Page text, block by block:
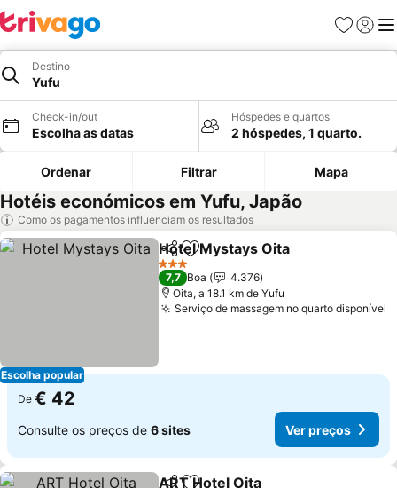
Favoritos
Iniciar
Destino
Yufu
Check-in/out
Escolha as datas
Hóspedes e quartos
2 hóspedes, 1 quarto.
Ordenar Filtrar Mapa
Hotéis económicos em Yufu, Japão
Como os pagamentos influenciam os resultados
Escolha popular
PartilharAdicionar aos favoritos
Hotel Mystays Oita
3 Estrelas
7,7 Boa
4.376
Oita, a 18.1 km de Yufu
Serviço de massagem no quarto disponível
De € 42
Consulte os preços de 6 sites Ver preços
ART Hotel Oita